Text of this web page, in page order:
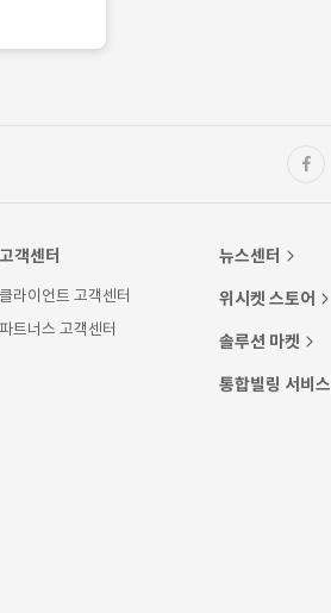
고객센터
클라이언트 고객센터
파트너스 고객센터
뉴스센터
위시켓 스토어
솔루션 마켓
통합빌링 서비스